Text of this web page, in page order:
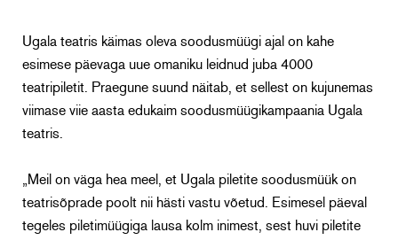
Ugala teatris käimas oleva soodusmüügi ajal on kahe
esimese päevaga uue omaniku leidnud juba 4000
teatripiletit. Praegune suund näitab, et sellest on kujunemas
viimase viie aasta edukaim soodusmüügikampaania Ugala
teatris.
„Meil on väga hea meel, et Ugala piletite soodusmüük on
teatrisõprade poolt nii hästi vastu võetud. Esimesel päeval
tegeles piletimüügiga lausa kolm inimest, sest huvi piletite